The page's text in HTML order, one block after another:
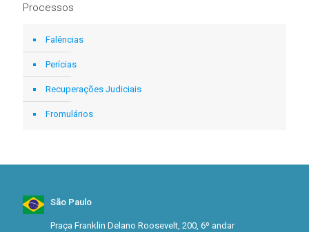
Processos
Falências
Perícias
Recuperações Judiciais
Fromulários
São Paulo
Praça Franklin Delano Roosevelt, 200, 6º andar